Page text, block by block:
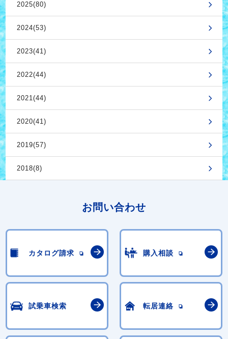
2025(80)
2024(53)
2023(41)
2022(44)
2021(44)
2020(41)
2019(57)
2018(8)
お問い合わせ
カタログ請求 購入相談
試乗車検索 転居連絡